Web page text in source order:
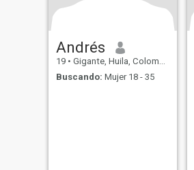
Andrés
19 • Gigante, Huila, Colombia
Buscando: Mujer 18 - 35